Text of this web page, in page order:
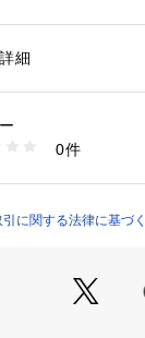
テル100％のジョ
なタッチと丸みの
しポイント】
関係により、実
レディース
号：
（ショップ）
細
0件
に関する法律に基づ